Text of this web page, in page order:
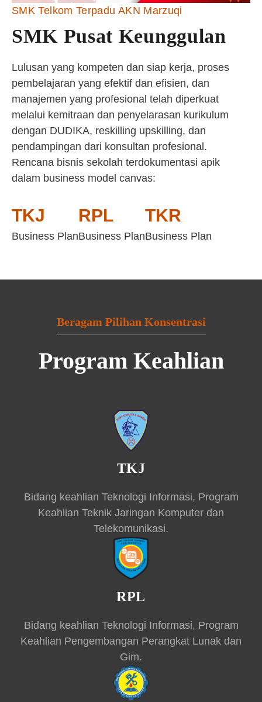
SMK Telkom Terpadu AKN Marzuqi
SMK Pusat Keunggulan
Lulusan yang kompeten dan siap kerja, proses
pembelajaran yang efektif dan efisien, dan
manajemen yang profesional telah diperkuat
melalui kemitraan dan penyelarasan kurikulum
dengan DUDIKA, reskilling upskilling, dan
pendampingan dari konsultan profesional.
Rencana bisnis sekolah terdokumentasi apik
dalam business model canvas:
TKJ
Business Plan
RPL
Business Plan
TKR
Business Plan
Beragam Pilihan Konsentrasi
Program Keahlian
TKJ
Bidang keahlian Teknologi Informasi, Program
Keahlian Teknik Jaringan Komputer dan
Telekomunikasi.
RPL
Bidang keahlian Teknologi Informasi, Program
Keahlian Pengembangan Perangkat Lunak dan
Gim.